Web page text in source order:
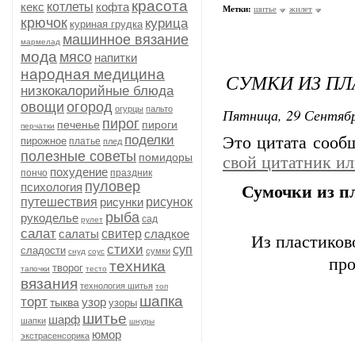
кекс котлеты кофта красота
крючок куриная грудка курица
мармелад машинное вязание
мода мясо напитки
народная медицина
низкокалорийные блюда
овощи огород огурцы пальто
перчатки печенье пирог пироги
пирожное платье плед поделки
полезные советы помидоры
пончо похудение праздник
психология пуловер
путешествия рисунки рисунок
рукоделье рулет рыба сад
салатсалаты свитерсладкое
сладости снуд соус стихи сумки суп
тапочки творог тесто техника
вязания технология шитья топ
торттыква узор узоры шапка
шапки шарф шитье шнуры
экстрасенсорика юмор
Метки: шитье жилет
СУМКИ ИЗ
Пятница, 29
Это цитата
свой цитатник
Сумочки из
Из